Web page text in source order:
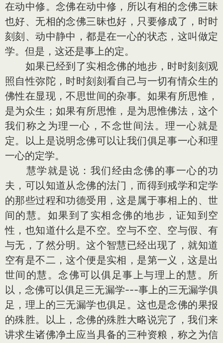
在动中修。念佛在动中修，所以有相的念佛三昧
也好、无相的念佛三昧也好，只要修成了，时时
刻刻、动中静中，都是在一心的状态，这叫做定
学。但是，这还是事上的定。
如果已经到了实相念佛的地步，时时刻刻观
照自性弥陀，时时刻刻看自己与一切有情众生的
佛性在显现，不思世间的杂事。如果有所思惟，
是为众生；如果有所思惟，是为思惟佛法，这个
我们称之为理一心，不念世间法。理一心就是
定。以上是说明念佛可以让我们俱足事一心和理
一心的定学。
慧学就是说：我们经由念佛的事一心的功
夫，可以知道从念佛的法门，而得到戒学和定学
的那些过程和功德受用，这是属于事相上的、世
间的慧。如果到了实相念佛的地步，证知到空
性，也知道什么是不空。空与不空、空与假、有
与无，了然分明。这个智慧已经出现了，就知道
空有是不二，这个便是实相，是第一义，这是出
世间的慧。念佛可以俱足事上与理上的慧。所
以，念佛可以俱足三无漏学---事上的三无漏学俱
足，理上的三无漏学也俱足。这也是念佛的果报
的殊胜。以上，念佛的殊胜大略说完了，我们来
讲求生诸佛净土应当具备的三种资粮，称之为信